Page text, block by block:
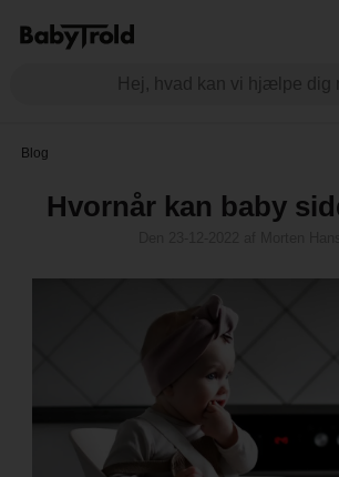
Blog
Hvornår kan baby